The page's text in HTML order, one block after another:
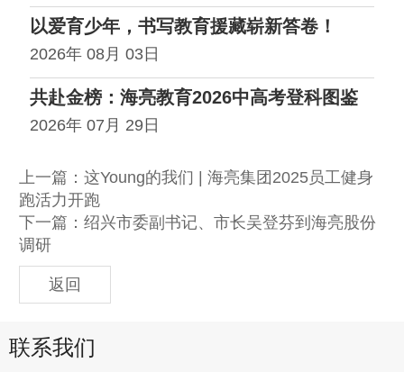
以爱育少年，书写教育援藏崭新答卷！
2026年 08月 03日
共赴金榜：海亮教育2026中高考登科图鉴
2026年 07月 29日
上一篇：这Young的我们 | 海亮集团2025员工健身
跑活力开跑
下一篇：绍兴市委副书记、市长吴登芬到海亮股份
调研
返回
联系我们